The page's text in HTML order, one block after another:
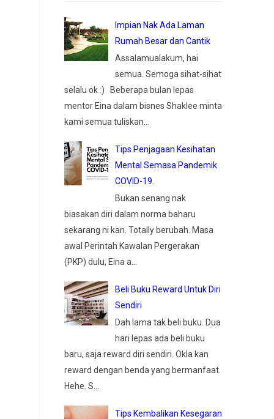
Impian Nak Ada Laman
Rumah Besar dan Cantik
Assalamualakum, hai
semua. Semoga sihat-sihat
selalu ok :) Beberapa bulan lepas
mentor Eina dalam bisnes Shaklee minta
kami semua tuliskan...
Tips Penjagaan Kesihatan
Mental Semasa Pandemik
COVID-19.
Bukan senang nak
biasakan diri dalam norma baharu
sekarang ni kan. Totally berubah. Masa
awal Perintah Kawalan Pergerakan
(PKP) dulu, Eina a...
Beli Buku Reward Untuk Diri
Sendiri
Dah lama tak beli buku. Dua
hari lepas ada beli buku
baru, saja reward diri sendiri. Okla kan
reward dengan benda yang bermanfaat.
Hehe. S...
Tips Kembalikan Kesegaran